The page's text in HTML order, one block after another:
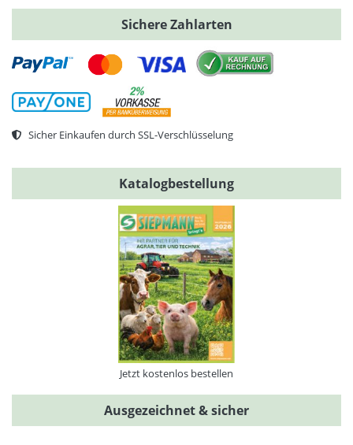
Sichere Zahlarten
Sicher Einkaufen durch SSL-Verschlüsselung
Katalogbestellung
Jetzt kostenlos bestellen
Ausgezeichnet & sicher